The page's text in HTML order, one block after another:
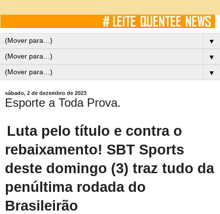
▼
▼
▼
sábado, 2 de dezembro de 2023
Esporte a Toda Prova.
Luta pelo título e contra o
rebaixamento! SBT Sports
deste domingo (3) traz tudo da
penúltima rodada do
Brasileirão